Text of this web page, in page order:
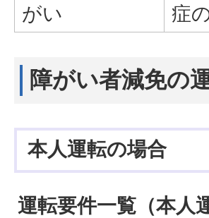
がい
症
障がい者減免の
本人運転の場合
運転要件一覧（本人